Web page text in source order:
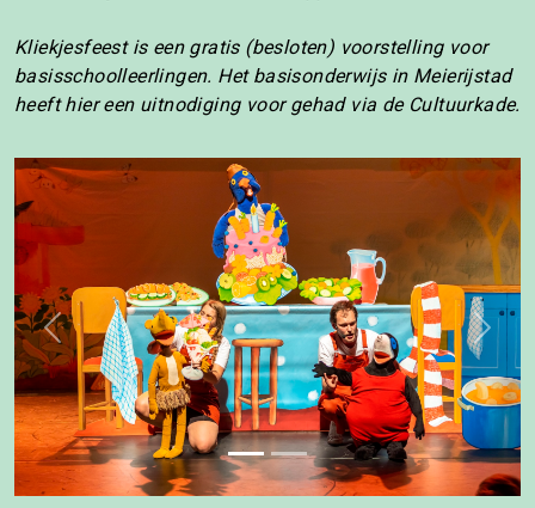
Kliekjesfeest is een gratis (besloten) voorstelling voor
basisschoolleerlingen. Het basisonderwijs in Meierijstad
heeft hier een uitnodiging voor gehad via de Cultuurkade.
Previous Next